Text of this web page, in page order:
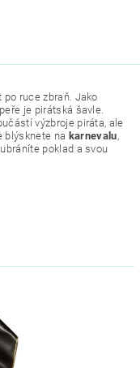
ruce zbraň. Jako
je pirátská šavle.
výzbroje piráta, ale
blýsknete na karnevalu,
poklad a svou